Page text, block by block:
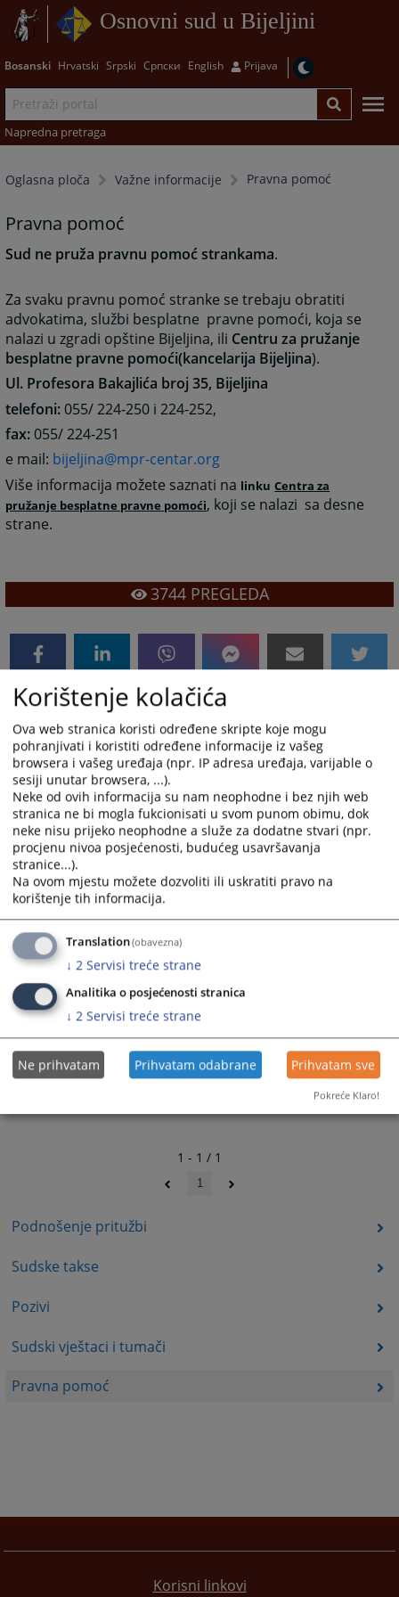
Osnovni sud u Bijeljini
Bosanski Hrvatski Srpski Српски English Prijava
Napredna pretraga
Oglasna ploča Važne informacije Pravna pomoć
Podnošenje pritužbi
Sudske takse
Pozivi
Sudski vještaci i tumači
Pravna pomoć
Pravna pomoć
Sud ne pruža pravnu pomoć strankama.
Za svaku pravnu pomoć stranke se trebaju obratiti
advokatima, službi besplatne pravne pomoći, koja se
nalazi u zgradi opštine Bijeljina, ili Centru za pružanje
besplatne pravne pomoći(kancelarija Bijeljina).
Ul. Profesora Bakajlića broj 35, Bijeljina
telefoni:055/ 224-250 i 224-252,
fax:055/ 224-251
e mail: bijeljina@mpr-centar.org
Više informacija možete saznati na linku Centra za
pružanje besplatne pravne pomoći, koji se nalazi sa desne
strane.
3744PREGLEDA
Linkovi
Besplatna pravna pomoć
1 - 1 / 1
1
Korisni linkovi
Korištenje kolačića
Ova web stranica koristi određene skripte koje mogu
pohranjivati i koristiti određene informacije iz vašeg
browsera i vašeg uređaja (npr. IP adresa uređaja, varijable o
sesiji unutar browsera, ...).
Neke od ovih informacija su nam neophodne i bez njih web
stranica ne bi mogla fukcionisati u svom punom obimu, dok
neke nisu prijeko neophodne a služe za dodatne stvari (npr.
procjenu nivoa posjećenosti, budućeg usavršavanja
stranice...).
Na ovom mjestu možete dozvoliti ili uskratiti pravo na
korištenje tih informacija.
Translation(obavezna)
↓ 2 Servisi treće strane
Analitika o posjećenosti stranica
↓ 2 Servisi treće strane
Ne prihvatam Prihvatam odabrane Prihvatam sve
Pokreće Klaro!